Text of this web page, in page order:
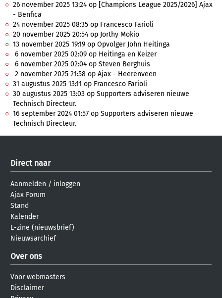
26 november 2025 13:24 op [Champions League 2025/2026] Ajax
- Benfica
24 november 2025 08:35 op Francesco Farioli
20 november 2025 20:54 op Jorthy Mokio
13 november 2025 19:19 op Opvolger John Heitinga
6 november 2025 02:09 op Heitinga en Keizer
6 november 2025 02:04 op Steven Berghuis
2 november 2025 21:58 op Ajax - Heerenveen
31 augustus 2025 13:11 op Francesco Farioli
30 augustus 2025 13:03 op Supporters adviseren nieuwe
Technisch Directeur.
16 september 2024 01:57 op Supporters adviseren nieuwe
Technisch Directeur.
Direct naar
Aanmelden / inloggen
Ajax Forum
Stand
Kalender
E-zine (nieuwsbrief)
Nieuwsarchief
Over ons
Voor webmasters
Disclaimer